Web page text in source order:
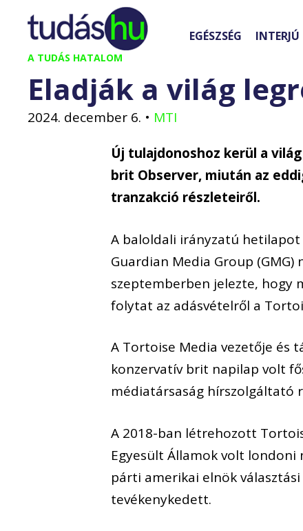
Kilépés
tartalomba
A TUDÁS HATALOM
EGÉSZSÉG INTERJÚ
Eladják a világ
2024. december 6. • MTI
Új tulajdonoshoz kerül a
brit Observer, miután az
tranzakció részleteiről.
A baloldali irányzatú
Guardian Media Group
szeptemberben jelezte, hogy
folytat az adásvételről a
A Tortoise Media vezetője és
konzervatív brit napilap volt
médiatársaság hírszolgáltató
A 2018-ban létrehozott
Egyesült Államok volt londoni
párti amerikai elnök
tevékenykedett.